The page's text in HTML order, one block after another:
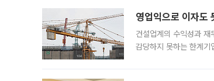
영업익으로 이자
건설업계의 수익성과
감당하지 못하는 한계